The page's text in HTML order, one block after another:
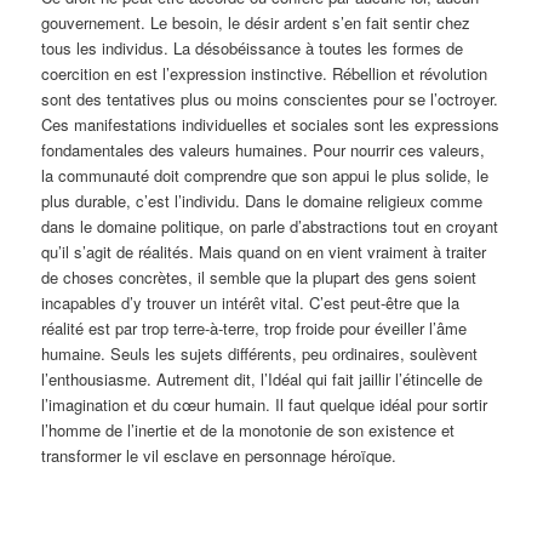
gouvernement. Le besoin, le désir ardent s’en fait sentir chez
tous les individus. La désobéissance à toutes les formes de
coercition en est l’expression instinctive. Rébellion et révolution
sont des tentatives plus ou moins conscientes pour se l’octroyer.
Ces manifestations individuelles et sociales sont les expressions
fondamentales des valeurs humaines. Pour nourrir ces valeurs,
la communauté doit comprendre que son appui le plus solide, le
plus durable, c’est l’individu. Dans le domaine religieux comme
dans le domaine politique, on parle d’abstractions tout en croyant
qu’il s’agit de réalités. Mais quand on en vient vraiment à traiter
de choses concrètes, il semble que la plupart des gens soient
incapables d’y trouver un intérêt vital. C’est peut-être que la
réalité est par trop terre-à-terre, trop froide pour éveiller l’âme
humaine. Seuls les sujets différents, peu ordinaires, soulèvent
l’enthousiasme. Autrement dit, l’Idéal qui fait jaillir l’étincelle de
l’imagination et du cœur humain. Il faut quelque idéal pour sortir
l’homme de l’inertie et de la monotonie de son existence et
transformer le vil esclave en personnage héroïque.